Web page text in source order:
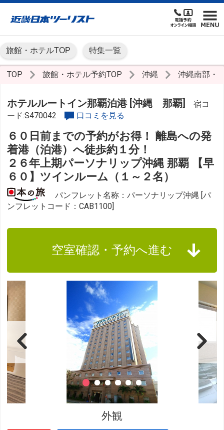
旅館・ホテルTOP 特集一覧
TOP 旅館・ホテル予約TOP 沖縄 沖縄南部・
ホテルルートイン那覇泊港 [沖縄 那覇]
宿コ
ード:S470042
口コミを見る
６０日前までの予約がお得！ 離島への発
着港（泊港）へ徒歩約１分！
２６年上期パーソナリップ沖縄 那覇 【早
６０】ツインルーム（１～２名）
パンフレット名称：パーソナリップ沖縄 [パ
ンフレットコード：CAB1100]
空室確認・予約へ進む
外観